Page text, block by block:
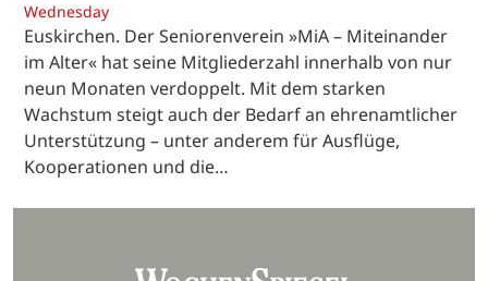
Wednesday
Euskirchen. Der Seniorenverein »MiA – Miteinander
im Alter« hat seine Mitgliederzahl innerhalb von nur
neun Monaten verdoppelt. Mit dem starken
Wachstum steigt auch der Bedarf an ehrenamtlicher
Unterstützung – unter anderem für Ausflüge,
Kooperationen und die…